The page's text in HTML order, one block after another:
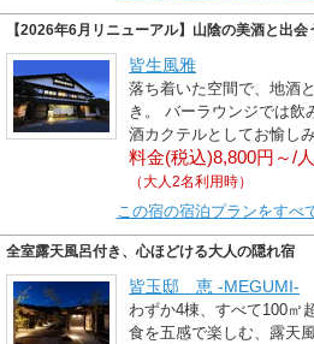
【2026年6月リニューアル】山陰の美酒と出
皆生風雅
落ち着いた空間で、地酒
き。 バーラウンジでは飲
酒カクテルとしてお愉し
料金(税込)8,800円～/人
（大人2名利用時）
この宿の宿泊プランをすべ
全室露天風呂付き、心ほどける大人の隠れ宿
皆玉邸 恵 -MEGUMI-
わずか4棟、すべて100㎡
食を五感で楽しむ、露天